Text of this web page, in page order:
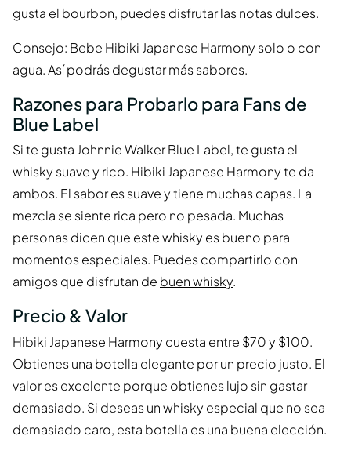
gusta el bourbon, puedes disfrutar las notas dulces.
Consejo: Bebe Hibiki Japanese Harmony solo o con
agua. Así podrás degustar más sabores.
Razones para Probarlo para Fans de
Blue Label
Si te gusta Johnnie Walker Blue Label, te gusta el
whisky suave y rico. Hibiki Japanese Harmony te da
ambos. El sabor es suave y tiene muchas capas. La
mezcla se siente rica pero no pesada. Muchas
personas dicen que este whisky es bueno para
momentos especiales. Puedes compartirlo con
amigos que disfrutan de buen whisky.
Precio & Valor
Hibiki Japanese Harmony cuesta entre $70 y $100.
Obtienes una botella elegante por un precio justo. El
valor es excelente porque obtienes lujo sin gastar
demasiado. Si deseas un whisky especial que no sea
demasiado caro, esta botella es una buena elección.